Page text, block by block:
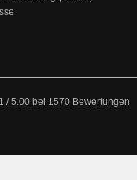
/5.00 bei 1570 Bewertungen